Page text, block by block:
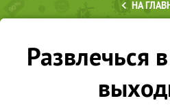
НА
Развлечься